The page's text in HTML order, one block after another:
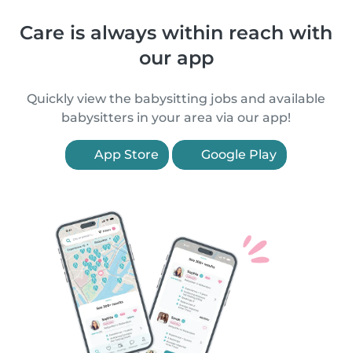
Care is always within reach with
our app
Quickly view the babysitting jobs and available
babysitters in your area via our app!
App Store Google Play